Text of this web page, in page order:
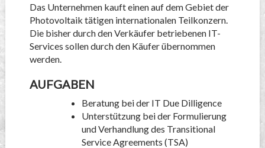
Das Unternehmen kauft einen auf dem Gebiet der
Photovoltaik tätigen internationalen Teilkonzern.
Die bisher durch den Verkäufer betriebenen IT-
Services sollen durch den Käufer übernommen
werden.
AUFGABEN
Beratung bei der IT Due Dilligence
Unterstützung bei der Formulierung
und Verhandlung des Transitional
Service Agreements (TSA)